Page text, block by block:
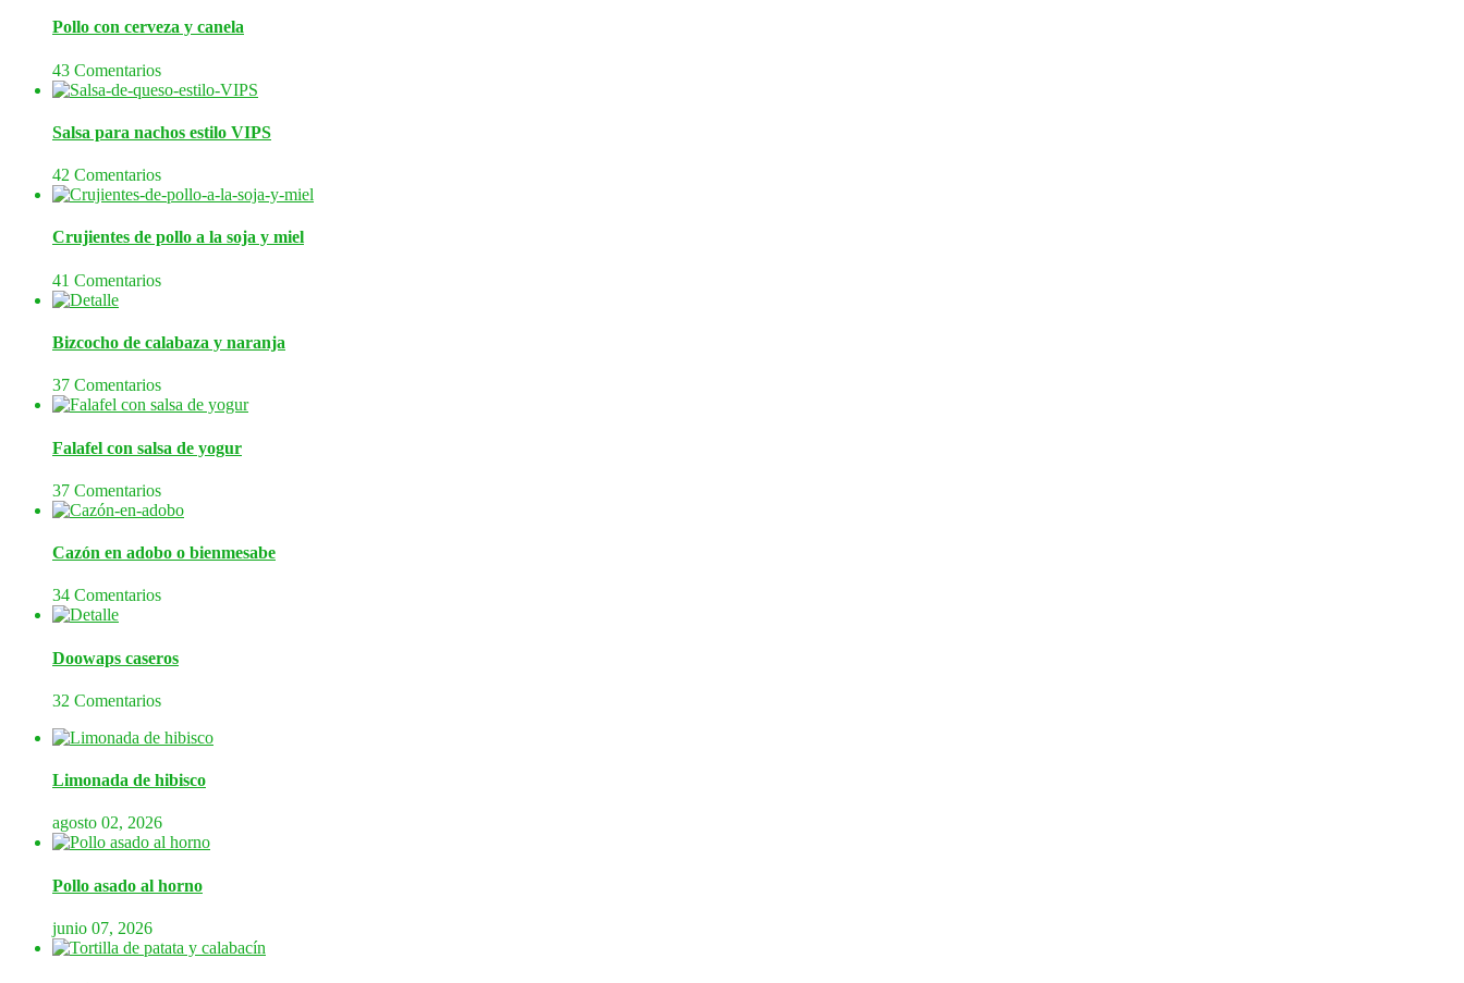
Pollo con cerveza y canela
43 Comentarios
Salsa para nachos estilo VIPS
42 Comentarios
Crujientes de pollo a la soja y miel
41 Comentarios
Bizcocho de calabaza y naranja
37 Comentarios
Falafel con salsa de yogur
37 Comentarios
Cazón en adobo o bienmesabe
34 Comentarios
Doowaps caseros
32 Comentarios
Limonada de hibisco
agosto 02, 2026
Pollo asado al horno
junio 07, 2026